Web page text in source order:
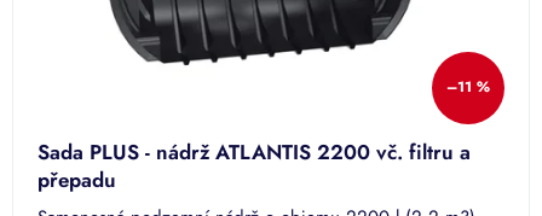
–11 %
Sada PLUS - nádrž ATLANTIS 2200 vč. filtru a
přepadu